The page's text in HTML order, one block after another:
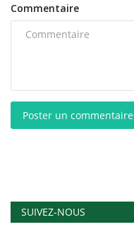
Commentaire
Poster un commentaire
SUIVEZ-NOUS